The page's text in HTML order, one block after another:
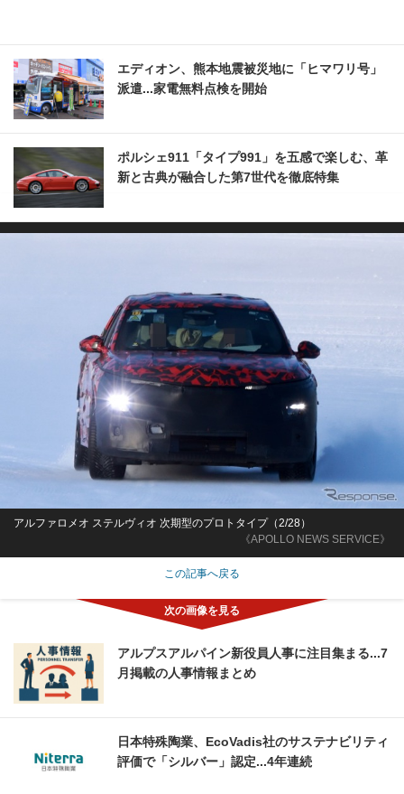
エディオン、熊本地震被災地に「ヒマワリ号」
派遣...家電無料点検を開始
ポルシェ911「タイプ991」を五感で楽しむ、革
新と古典が融合した第7世代を徹底特集
《APOLLO NEWS SERVICE》
アルファロメオ ステルヴィオ 次期型のプロトタイプ（2/28）
この記事へ戻る
アルプスアルパイン新役員人事に注目集まる...7
月掲載の人事情報まとめ
日本特殊陶業、EcoVadis社のサステナビリティ
評価で「シルバー」認定...4年連続